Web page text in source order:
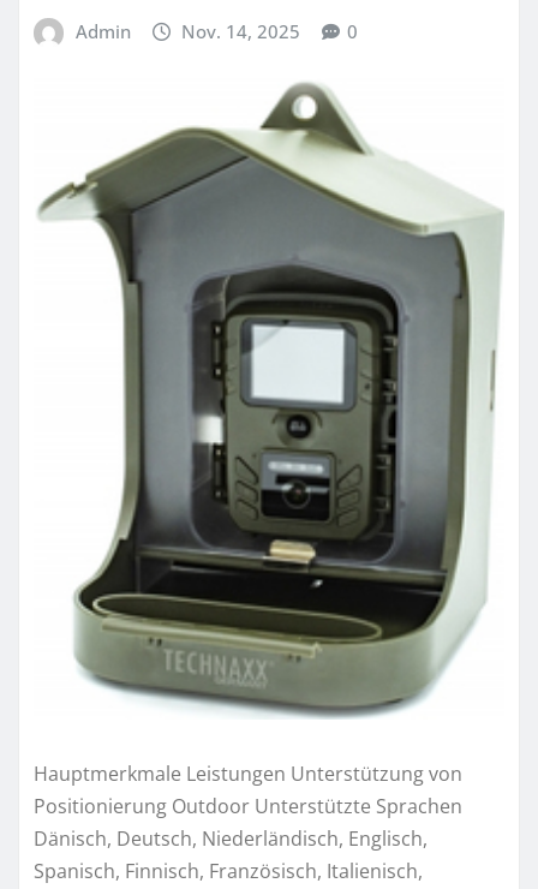
Admin Nov. 14, 2025 0
Hauptmerkmale Leistungen Unterstützung von
Positionierung Outdoor Unterstützte Sprachen
Dänisch, Deutsch, Niederländisch, Englisch,
Spanisch, Finnisch, Französisch, Italienisch,